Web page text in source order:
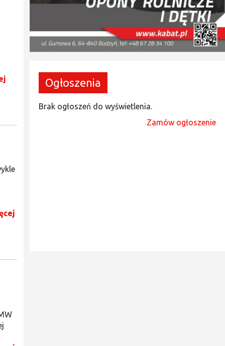
Ogłoszenia
Brak ogłoszeń do wyświetlenia.
Zamów ogłoszenie